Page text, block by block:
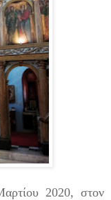
2020, στον